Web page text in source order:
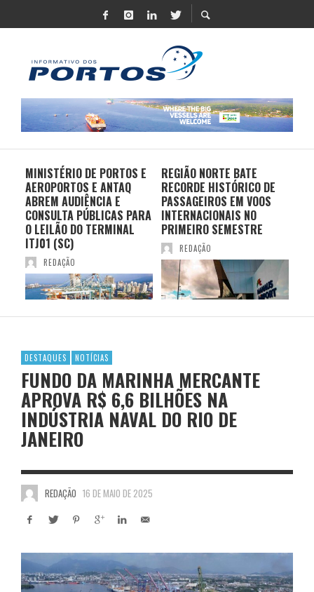
MINISTÉRIO DE PORTOS E
AEROPORTOS E ANTAQ
ABREM AUDIÊNCIA E
CONSULTA PÚBLICAS PARA
O LEILÃO DO TERMINAL
ITJ01 (SC)
REDAÇÃO
REGIÃO NORTE BATE
RECORDE HISTÓRICO DE
PASSAGEIROS EM VOOS
INTERNACIONAIS NO
PRIMEIRO SEMESTRE
REDAÇÃO
DESTAQUES NOTÍCIAS
FUNDO DA MARINHA MERCANTE
APROVA R$ 6,6 BILHÕES NA
INDÚSTRIA NAVAL DO RIO DE
JANEIRO
REDAÇÃO 16 DE MAIO DE 2025